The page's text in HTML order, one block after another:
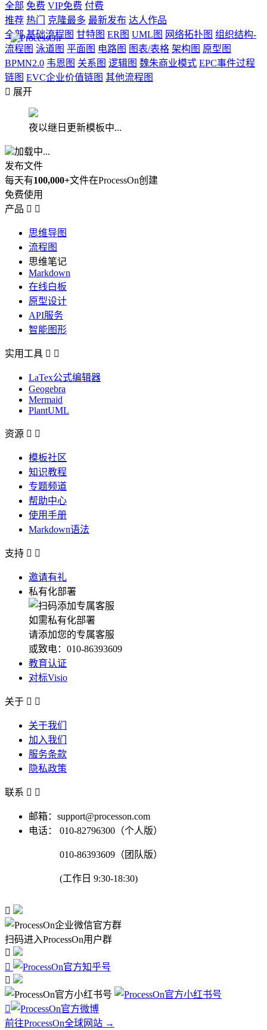
全部 免费 VIP免费 付费
推荐 热门 克隆最多 最新发布 达人作品
全部 基础流程图 甘特图 ER图 UML图 网络拓扑图 组织结构-
流程图 泳道图 平面图 电路图 图表/表格 架构图 原型图
BPMN2.0 韦恩图 关系图 逻辑图 魏朱商业模式 EPC事件过程
链图 EVC企业价值链图 其他流程图
 展开
夜以继日更新模板中...
加载中...
发布文件
每天有100,000+文件在ProcessOn创建
免费使用
产品  
思维导图
流程图
思维笔记
Markdown
在线白板
原型设计
API服务
智能图形
实用工具  
LaTex公式编辑器
Geogebra
Mermaid
PlantUML
资源  
模板社区
知识教程
专题频道
帮助中心
使用手册
Markdown语法
支持  
邀请有礼
私有化部署
如需私有化部署
请添加您的专属客服
或致电：010-86393609
教育认证
对标Visio
关于  
关于我们
加入我们
服务条款
隐私政策
联系  
邮箱：support@processon.com
电话：
010-82796300（个人版）
010-86393609（团队版）
(工作日 9:30-18:30)

扫码进入ProcessOn用户群




前往ProcessOn全球网站 →